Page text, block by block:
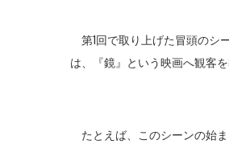
第1回で取り上げた冒頭のシ
は、『鏡』という映画へ観客
たとえば、このシーンの始